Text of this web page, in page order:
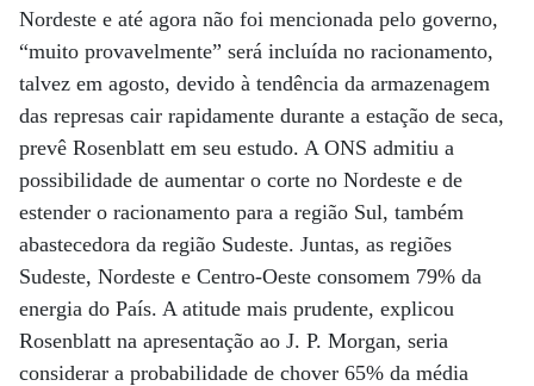
Nordeste e até agora não foi mencionada pelo governo,
“muito provavelmente” será incluída no racionamento,
talvez em agosto, devido à tendência da armazenagem
das represas cair rapidamente durante a estação de seca,
prevê Rosenblatt em seu estudo. A ONS admitiu a
possibilidade de aumentar o corte no Nordeste e de
estender o racionamento para a região Sul, também
abastecedora da região Sudeste. Juntas, as regiões
Sudeste, Nordeste e Centro-Oeste consomem 79% da
energia do País. A atitude mais prudente, explicou
Rosenblatt na apresentação ao J. P. Morgan, seria
considerar a probabilidade de chover 65% da média